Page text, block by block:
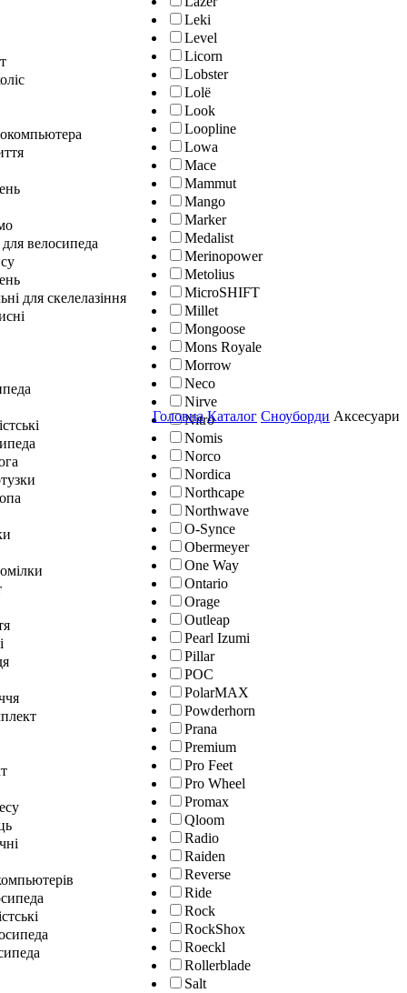
Leki
Level
Licorn
Lobster
Lolё
Look
Loopline
Lowa
Mace
Mammut
Mango
Marker
Medalist
Merinopower
Metolius
MicroSHIFT
Millet
Mongoose
Mons Royale
Morrow
Neco
Nirve
Nitro
Nomis
Norco
Nordica
Northcape
Northwave
O-Synce
Obermeyer
One Way
Ontario
Orage
Outleap
Pearl Izumi
Pillar
POC
PolarMAX
Powderhorn
Prana
Premium
Pro Feet
Pro Wheel
Promax
Qloom
Radio
Raiden
Reverse
Ride
Rock
RockShox
Roeckl
Rollerblade
Salt
велосипеда
для скелелазіння
Головна Каталог Сноуборди Аксесуари